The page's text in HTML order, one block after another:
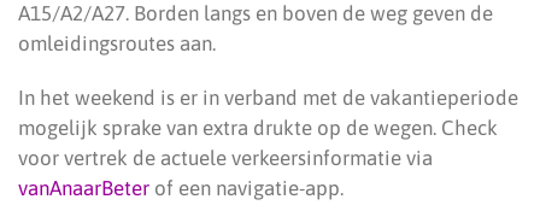
A15/A2/A27. Borden langs en boven de weg geven de
omleidingsroutes aan.
In het weekend is er in verband met de vakantieperiode
mogelijk sprake van extra drukte op de wegen. Check
voor vertrek de actuele verkeersinformatie via
vanAnaarBeter of een navigatie-app.